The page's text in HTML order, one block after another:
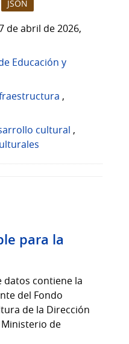
JSON
de abril de 2026,
Educación y
,
cultural ,
para la
datos contiene la
del Fondo
de la Dirección
de